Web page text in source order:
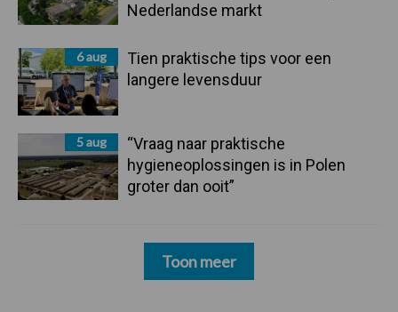
Nederlandse markt
6 aug
Tien praktische tips voor een
langere levensduur
5 aug
“Vraag naar praktische
hygieneoplossingen is in Polen
groter dan ooit”
Toon meer